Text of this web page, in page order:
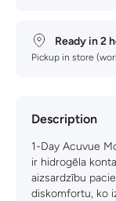
Ready in 2
Pickup in store
Description
1-Day Acuvue
ir hidrogēla
aizsardzību
diskomfortu, ko